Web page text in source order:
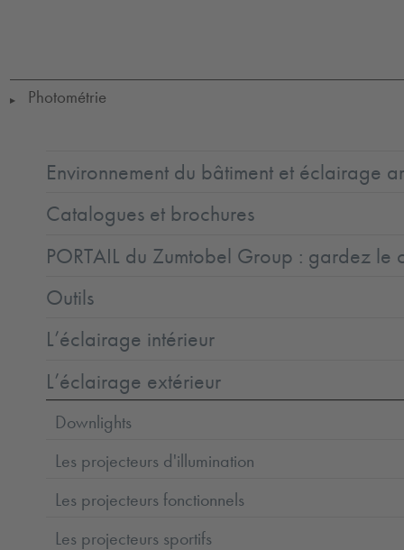
▶ Photométrie
Environnement du bâtiment et éclairage
Catalogues et brochures
PORTAIL du Zumtobel Group : gardez le
Outils
L’éclairage intérieur
L’éclairage extérieur
Downlights
Les projecteurs d'illumination
Les projecteurs fonctionnels
Les projecteurs sportifs